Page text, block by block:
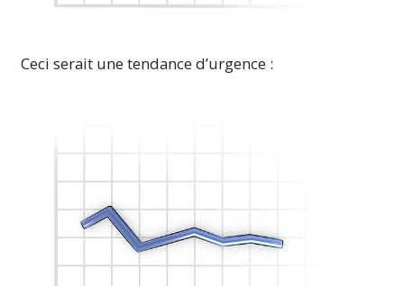
Ceci serait une tendance d’urgence :